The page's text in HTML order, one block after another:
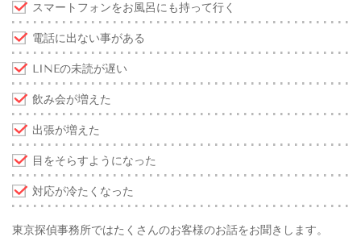
スマートフォンをお風呂にも持って行く
電話に出ない事がある
LINEの未読が遅い
飲み会が増えた
出張が増えた
目をそらすようになった
対応が冷たくなった
東京探偵事務所ではたくさんのお客様のお話をお聞きします。